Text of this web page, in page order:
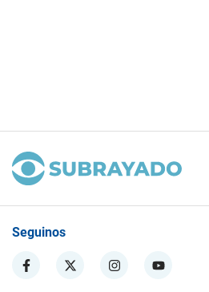
Seguinos